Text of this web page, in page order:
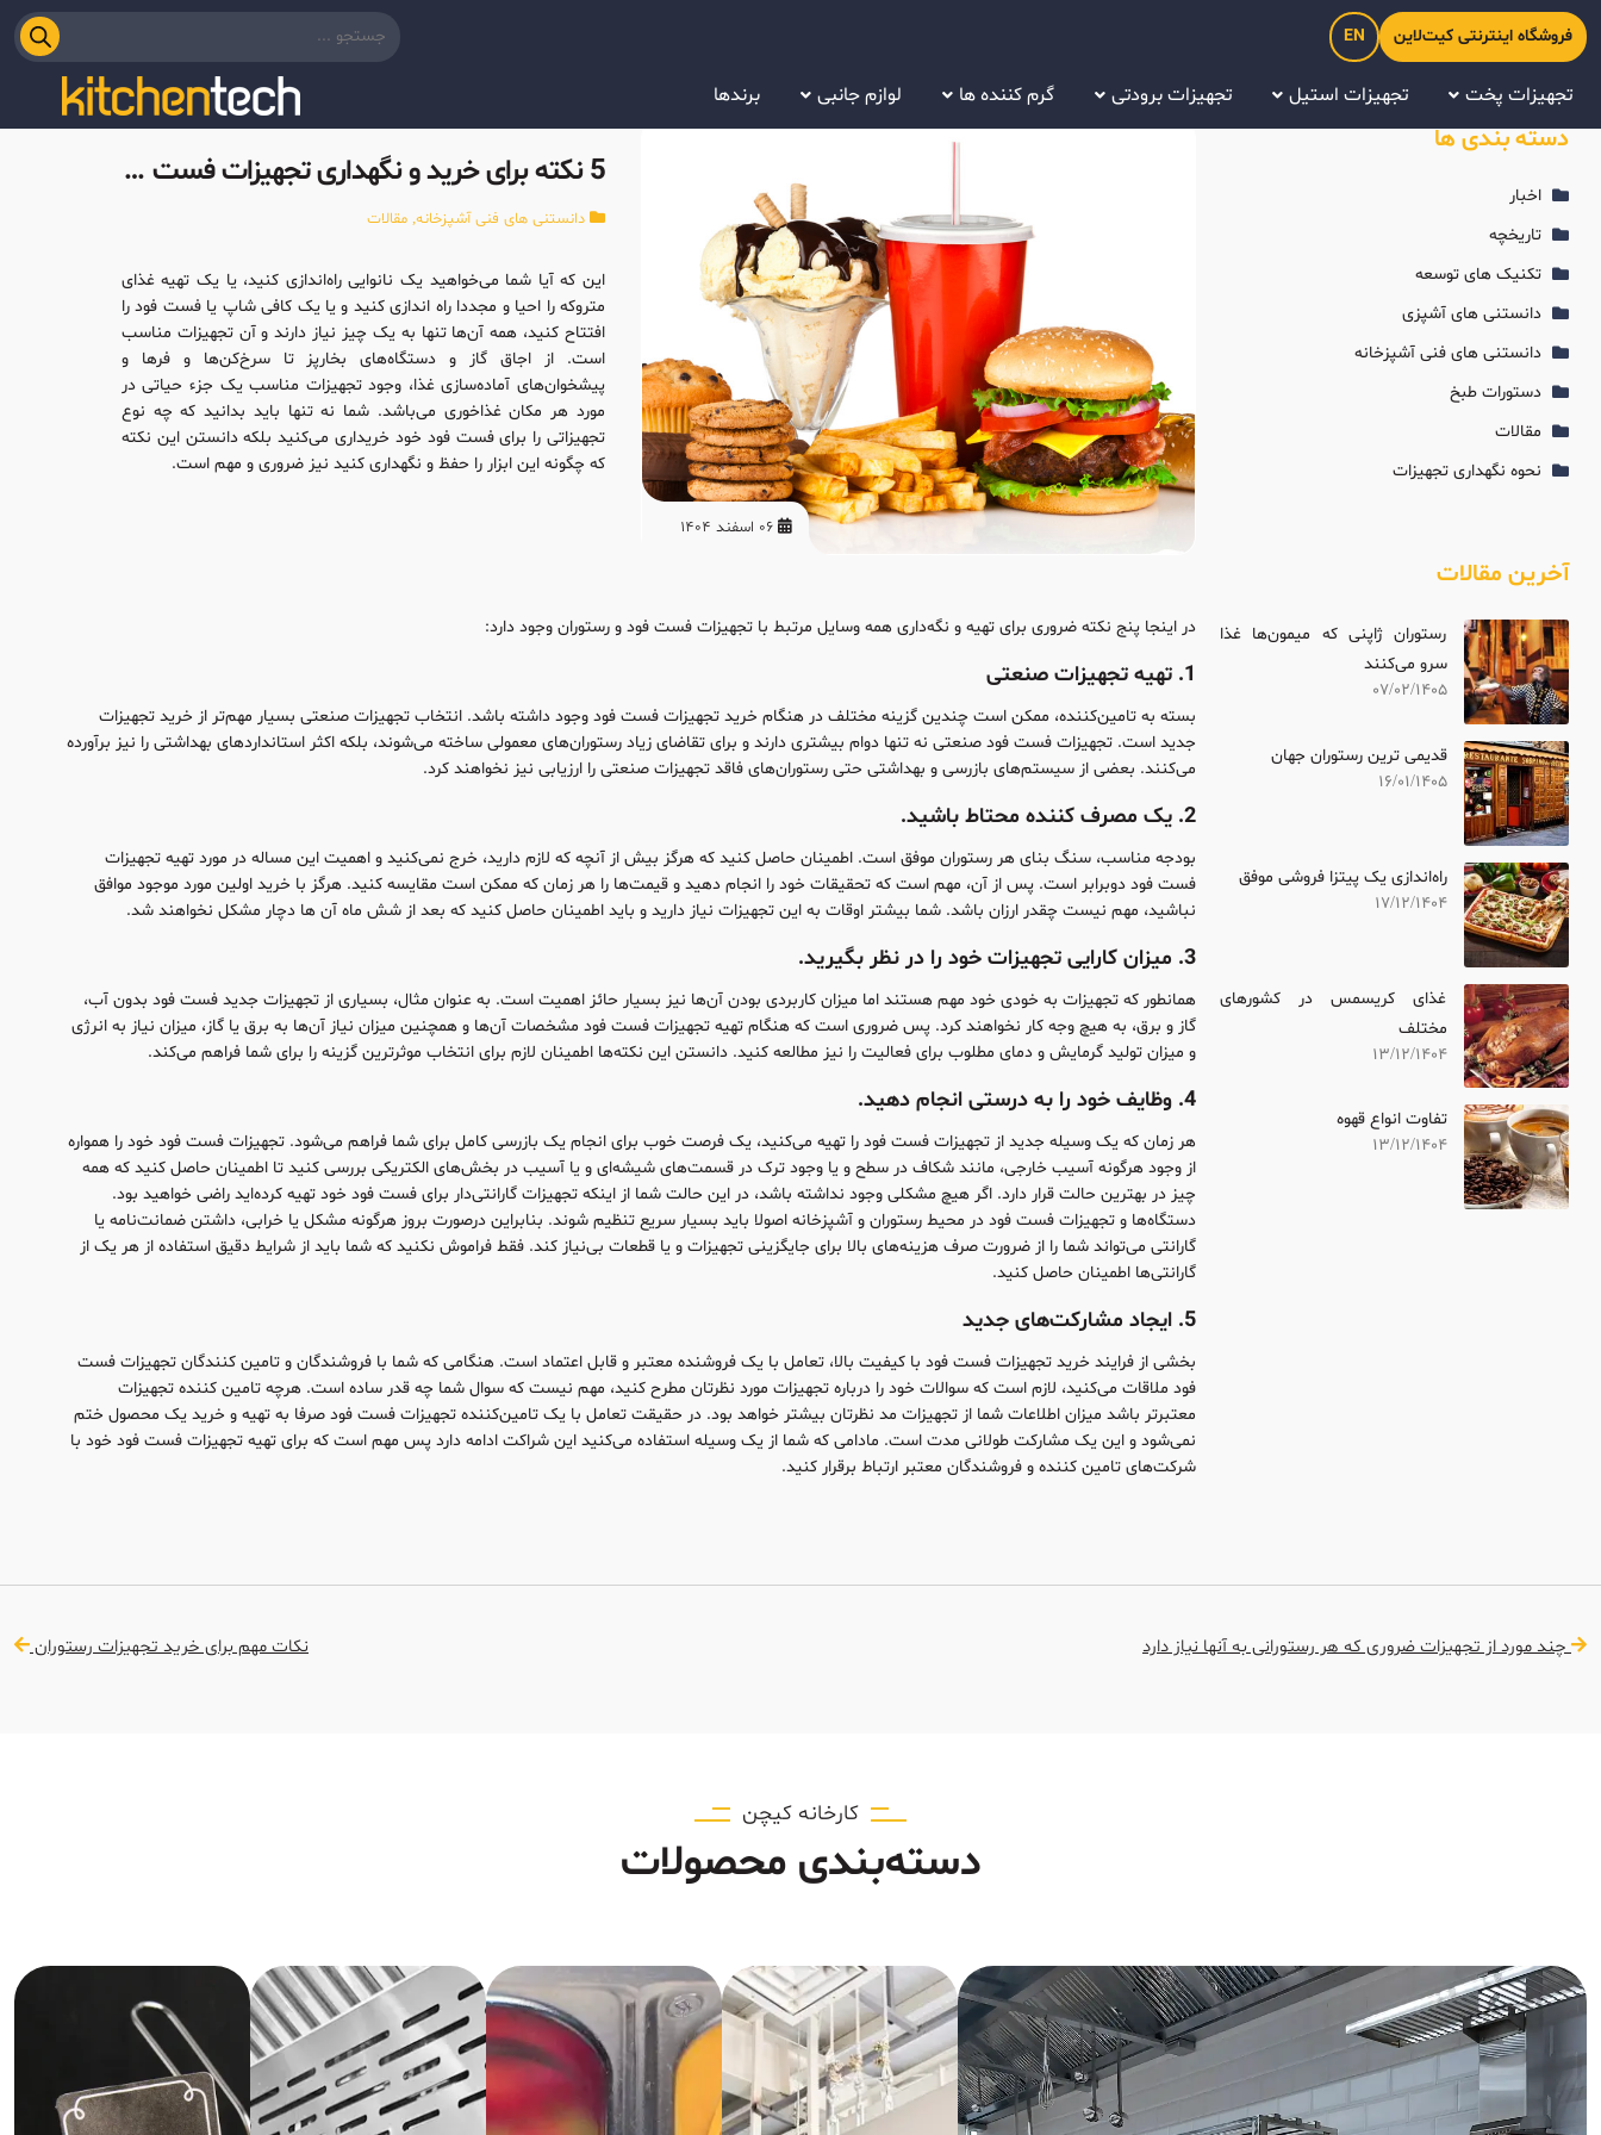
فروشگاه اینترنتی کیت‌لاین EN
تجهیزات پخت تجهیزات استیل تجهیزات برودتی گرم کننده ها لوازم جانبی برندها
دسته بندی ها
اخبار
تاریخچه
تکنیک های توسعه
دانستنی های آشپزی
دانستنی های فنی آشپزخانه
دستورات طبخ
مقالات
نحوه نگهداری تجهیزات
آخرین مقالات
رستوران ژاپنی که میمون‌ها غذا
سرو می‌کنند
07/02/1405
قدیمی ترین رستوران جهان
16/01/1405
راه‌اندازی یک پیتزا فروشی موفق
17/12/1404
غذای کریسمس در کشورهای
مختلف
13/12/1404
تفاوت انواع قهوه
13/12/1404
5 نکته برای خرید و نگهداری تجهیزات فست فود
06 اسفند 1404
دانستنی های فنی آشپزخانه, مقالات
این که آیا شما می‌خواهید یک نانوایی راه‌اندازی کنید، یا یک تهیه غذای
متروکه را احیا و مجددا راه اندازی کنید و یا یک کافی شاپ یا فست فود را
افتتاح کنید، همه‌ آن‌ها تنها به یک چیز نیاز دارند و آن تجهیزات مناسب
است. از اجاق گاز و دستگاه‌های بخارپز تا سرخ‌کن‌ها و فر‌ها و
پیشخوان‌های آماده‌سازی غذا، وجود تجهیزات مناسب یک جزء حیاتی در
مورد هر مکان غذاخوری می‌باشد. شما نه تنها باید بدانید که چه نوع
تجهیزاتی را برای فست فود خود خریداری می‌کنید بلکه دانستن این نکته
که چگونه این ابزار را حفظ و نگهداری کنید نیز ضروری و مهم است.
در اینجا پنج نکته ضروری برای تهیه و نگه‌داری همه وسایل مرتبط با تجهیزات فست فود و رستوران وجود دارد:
1. تهیه تجهیزات صنعتی
بسته به تامین‌کننده، ممکن است چندین گزینه مختلف در هنگام خرید تجهیزات فست فود وجود داشته باشد. انتخاب تجهیزات صنعتی بسیار مهم‌تر از خرید تجهیزات
جدید است. تجهیزات فست فود صنعتی نه تنها دوام بیشتری دارند و برای تقاضای زیاد رستوران‌های معمولی ساخته می‌شوند، بلکه اکثر استانداردهای بهداشتی را نیز برآورده
می‌کنند. بعضی از سیستم‌های بازرسی و بهداشتی حتی رستوران‌های فاقد تجهیزات صنعتی را ارزیابی نیز نخواهند کرد.
2. یک مصرف کننده محتاط باشید.
بودجه مناسب، سنگ بنای هر رستوران موفق است. اطمینان حاصل کنید که هرگز بیش از آنچه که لازم دارید، خرج نمی‌کنید و اهمیت این مساله در مورد تهیه تجهیزات
فست فود دوبرابر است. پس از آن، مهم است که تحقیقات خود را انجام دهید و قیمت‌ها را هر زمان که ممکن است مقایسه کنید. هرگز با خرید اولین مورد موجود موافق
نباشید، مهم نیست چقدر ارزان باشد. شما بیشتر اوقات به این تجهیزات نیاز دارید و باید اطمینان حاصل کنید که بعد از شش ماه آن ها دچار مشکل نخواهند شد.
3. میزان کارایی تجهیزات خود را در نظر بگیرید.
همانطور که تجهیزات به خودی خود مهم هستند اما میزان کاربردی بودن آن‌ها نیز بسیار حائز اهمیت است. به عنوان مثال، بسیاری از تجهیزات جدید فست فود بدون آب،
گاز و برق، به هیچ وجه کار نخواهند کرد. پس ضروری است که هنگام تهیه تجهیزات فست فود مشخصات آن‌ها و همچنین میزان نیاز آن‌ها به برق یا گاز، میزان نیاز به انرژی
و میزان تولید گرمایش و دمای مطلوب برای فعالیت را نیز مطالعه کنید. دانستن این نکته‌ها اطمینان لازم برای انتخاب موثر‌ترین گزینه را برای شما فراهم می‌کند.
4. وظایف خود را به درستی انجام دهید.
هر زمان که یک وسیله‌ جدید از تجهیزات فست فود را تهیه می‌کنید، یک فرصت خوب برای انجام یک بازرسی کامل برای شما فراهم می‌شود. تجهیزات فست فود خود را همواره
از وجود هرگونه آسیب خارجی، مانند شکاف در سطح و یا وجود ترک در قسمت‌های شیشه‌ای و یا آسیب در بخش‌های الکتریکی بررسی کنید تا اطمینان حاصل کنید که همه
چیز در بهترین حالت قرار دارد. اگر هیچ مشکلی وجود نداشته باشد، در این حالت شما از اینکه تجهیزات گارانتی‌دار برای فست فود خود تهیه کرده‌اید راضی خواهید‌ بود.
دستگاه‌ها و تجهیزات فست فود در محیط رستوران و آشپزخانه اصولا باید بسیار سریع تنظیم شوند. بنابر‌این درصورت بروز هرگونه مشکل یا خرابی، داشتن ضمانت‌نامه یا
گارانتی می‌تواند شما را از ضرورت صرف هزینه‌های بالا برای جایگزینی تجهیزات و یا قطعات بی‌نیاز کند. فقط فراموش نکنید که شما باید از شرایط دقیق استفاده از هر یک از
گارانتی‌ها اطمینان حاصل کنید.
5. ایجاد مشارکت‌های جدید
بخشی از فرایند خرید تجهیزات فست فود با کیفیت بالا، تعامل با یک فروشنده معتبر و قابل اعتماد است. هنگامی که شما با فروشندگان و تامین کنندگان تجهیزات فست
فود ملاقات می‌کنید، لازم است که سوالات خود را درباره تجهیزات مورد نظرتان مطرح کنید، مهم نیست که سوال شما چه قدر ساده است. هرچه تامین کننده‌ تجهیزات
معتبر‌تر باشد میزان اطلاعات شما از تجهیزات مد نظرتان بیشتر خواهد بود. در حقیقت تعامل با یک تامین‌کننده تجهیزات فست فود صرفا به تهیه و خرید یک محصول ختم
نمی‌شود و این یک مشارکت طولانی مدت است. مادامی که شما از یک وسیله استفاده می‌کنید این شراکت ادامه دارد پس مهم است که برای تهیه‌ تجهیزات فست فود خود با
شرکت‌های تامین کننده و فروشندگان معتبر ارتباط برقرار کنید.
چند مورد از تجهیزات ضروری که هر رستورانی به آنها نیاز دارد نکات مهم برای خرید تجهیزات رستوران
کارخانه کیچن
دسته‌بندی محصولات